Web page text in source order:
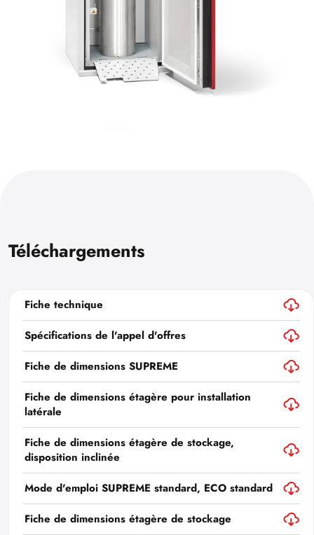
Téléchargements
Fiche technique
Spécifications de l'appel d'offres
Fiche de dimensions SUPREME
Fiche de dimensions étagère pour installation
latérale
Fiche de dimensions étagère de stockage,
disposition inclinée
Mode d'emploi SUPREME standard, ECO standard
Fiche de dimensions étagère de stockage